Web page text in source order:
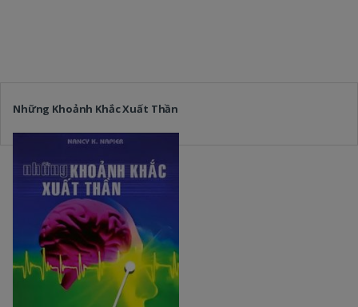
Những Khoảnh Khắc Xuất Thần